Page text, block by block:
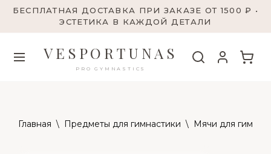
БЕСПЛАТНАЯ ДОСТАВКА ПРИ ЗАКАЗЕ ОТ 1500 ₽ •
ЭСТЕТИКА В КАЖДОЙ ДЕТАЛИ
VESPORTUNAS
PRO GYMNASTICS
Главная \ Предметы для гимнастики \ Мячи для